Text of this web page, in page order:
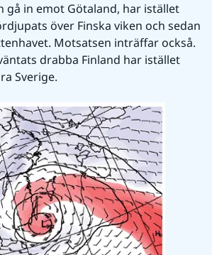
gå in emot Götaland, har istället
över Finska viken och sedan
Motsatsen inträffar också.
drabba Finland har istället
Sverige.